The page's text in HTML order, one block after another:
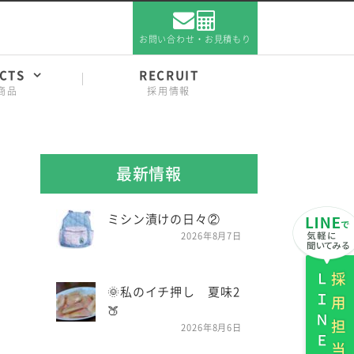
採用担当
ＬＩＮＥ
お問い合わせ・お見積もり
品
RECRUIT
採用情報
最新情報
ミシン漬けの日々②
2026年8月7日
🌞私のイチ押し 夏味2
🍑
2026年8月6日